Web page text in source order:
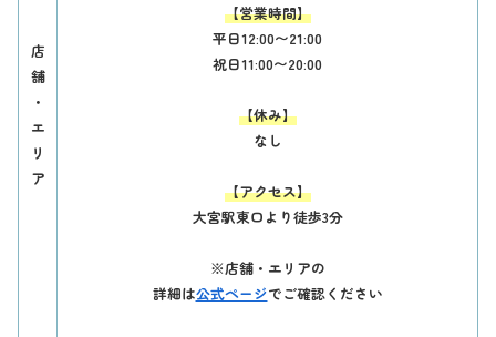
店
舗
・
エ
リ
ア
【営業時間】
平日12:00〜21:00
祝日11:00〜20:00
【休み】
なし
【アクセス】
大宮駅東口より徒歩3分
※店舗・エリアの
詳細は公式ページでご確認ください